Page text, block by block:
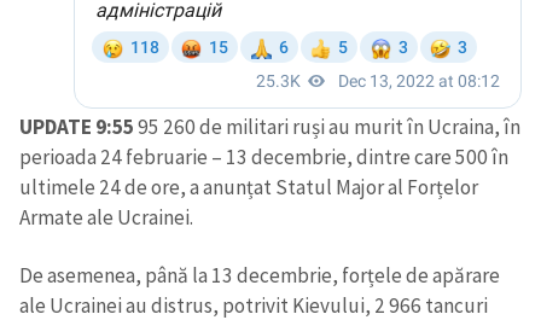
UPDATE 9:5595 260 de militari ruși au murit în Ucraina, în
perioada 24 februarie – 13 decembrie, dintre care 500 în
ultimele 24 de ore, a anunțat Statul Major al Forțelor
Armate ale Ucrainei.
De asemenea, până la 13 decembrie, forțele de apărare
ale Ucrainei au distrus, potrivit Kievului, 2 966 tancuri
ȘTIREA MEA
Titlu știre
+ Adaugă titlu